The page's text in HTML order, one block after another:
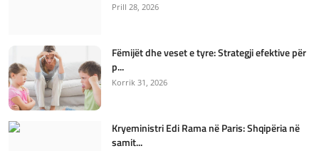
Prill 28, 2026
Fëmijët dhe veset e tyre: Strategji efektive për
p...
Korrik 31, 2026
Kryeministri Edi Rama në Paris: Shqipëria në
samit...